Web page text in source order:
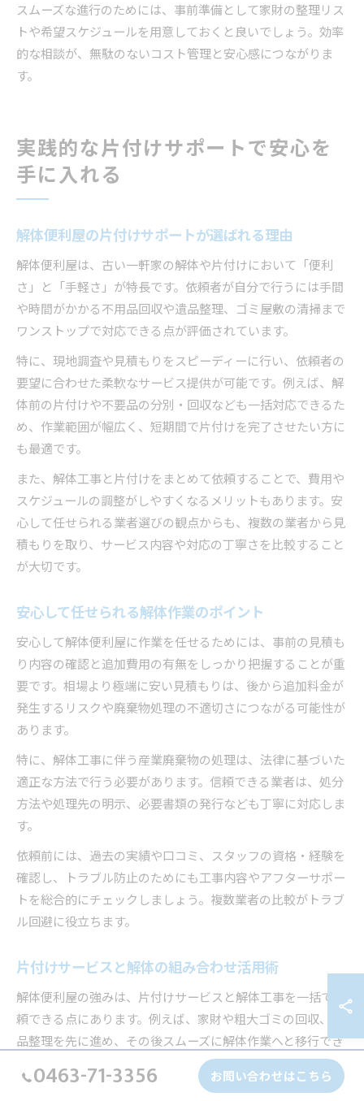
スムーズな進行のためには、事前準備として家財の整理リス
トや希望スケジュールを用意しておくと良いでしょう。効率
的な相談が、無駄のないコスト管理と安心感につながりま
す。
実践的な片付けサポートで安心を
手に入れる
解体便利屋の片付けサポートが選ばれる理由
解体便利屋は、古い一軒家の解体や片付けにおいて「便利
さ」と「手軽さ」が特長です。依頼者が自分で行うには手間
や時間がかかる不用品回収や遺品整理、ゴミ屋敷の清掃まで
ワンストップで対応できる点が評価されています。
特に、現地調査や見積もりをスピーディーに行い、依頼者の
要望に合わせた柔軟なサービス提供が可能です。例えば、解
体前の片付けや不要品の分別・回収なども一括対応できるた
め、作業範囲が幅広く、短期間で片付けを完了させたい方に
も最適です。
また、解体工事と片付けをまとめて依頼することで、費用や
スケジュールの調整がしやすくなるメリットもあります。安
心して任せられる業者選びの観点からも、複数の業者から見
積もりを取り、サービス内容や対応の丁寧さを比較すること
が大切です。
安心して任せられる解体作業のポイント
安心して解体便利屋に作業を任せるためには、事前の見積も
り内容の確認と追加費用の有無をしっかり把握することが重
要です。相場より極端に安い見積もりは、後から追加料金が
発生するリスクや廃棄物処理の不適切さにつながる可能性が
あります。
特に、解体工事に伴う産業廃棄物の処理は、法律に基づいた
適正な方法で行う必要があります。信頼できる業者は、処分
方法や処理先の明示、必要書類の発行なども丁寧に対応しま
す。
依頼前には、過去の実績や口コミ、スタッフの資格・経験を
確認し、トラブル防止のためにも工事内容やアフターサポー
トを総合的にチェックしましょう。複数業者の比較がトラブ
ル回避に役立ちます。
片付けサービスと解体の組み合わせ活用術
解体便利屋の強みは、片付けサービスと解体工事を一括で依
頼できる点にあります。例えば、家財や粗大ゴミの回収、遺
品整理を先に進め、その後スムーズに解体作業へと移行でき
るため、余計な手間やコストを省くことが可能です。
具体的には、事前相談で「片付け→分別→回収→解体」の流
0463-71-3356 お問い合わせはこちら